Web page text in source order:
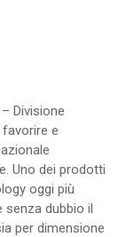
Divisione
favorire e
Uno dei prodotti
oggi più
dubbio il
per dimensione